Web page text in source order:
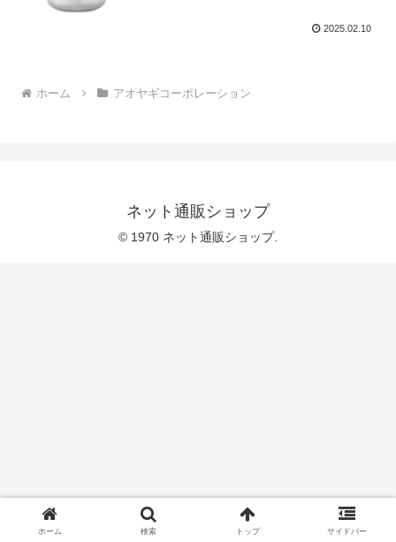
2025.02.10
ホーム アオヤギコーポレーション
ネット通販ショップ
© 1970 ネット通販ショップ.
ホーム 検索 トップ サイドバー